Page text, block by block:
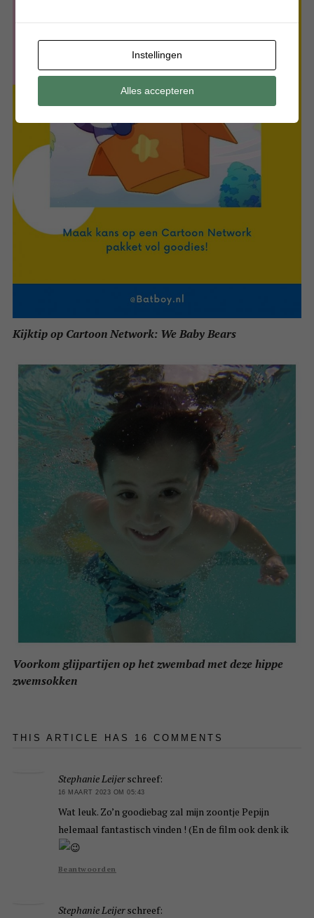
Kijktip op Cartoon Network: We Baby Bears
Voorkom glijpartijen op het zwembad met deze hippe
zwemsokken
THIS ARTICLE HAS 16 COMMENTS
Stephanie Leijer schreef:
16 MAART 2023 OM 05:43
Wat leuk. Zo’n goodiebag zal mijn zoontje Pepijn
helemaal fantastisch vinden ! (En de film ook denk ik
Beantwoorden
Stephanie Leijer schreef:
Instellingen
Alles accepteren